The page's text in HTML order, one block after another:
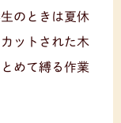
のときは夏休
ットされた木
めて縛る作業